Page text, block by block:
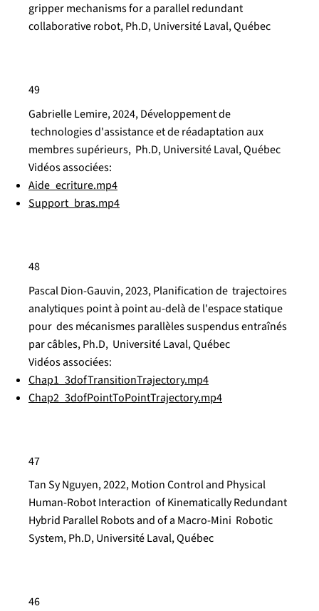
gripper mechanisms for a parallel redundant
collaborative robot, Ph.D, Université Laval, Québec
49
Gabrielle Lemire, 2024, Développement de
technologies d'assistance et de réadaptation aux
membres supérieurs, Ph.D, Université Laval, Québec
Vidéos associées:
Aide_ecriture.mp4
Support_bras.mp4
48
Pascal Dion-Gauvin, 2023, Planification de trajectoires
analytiques point à point au-delà de l'espace statique
pour des mécanismes parallèles suspendus entraînés
par câbles, Ph.D, Université Laval, Québec
Vidéos associées:
Chap1_3dofTransitionTrajectory.mp4
Chap2_3dofPointToPointTrajectory.mp4
47
Tan Sy Nguyen, 2022, Motion Control and Physical
Human-Robot Interaction of Kinematically Redundant
Hybrid Parallel Robots and of a Macro-Mini Robotic
System, Ph.D, Université Laval, Québec
46